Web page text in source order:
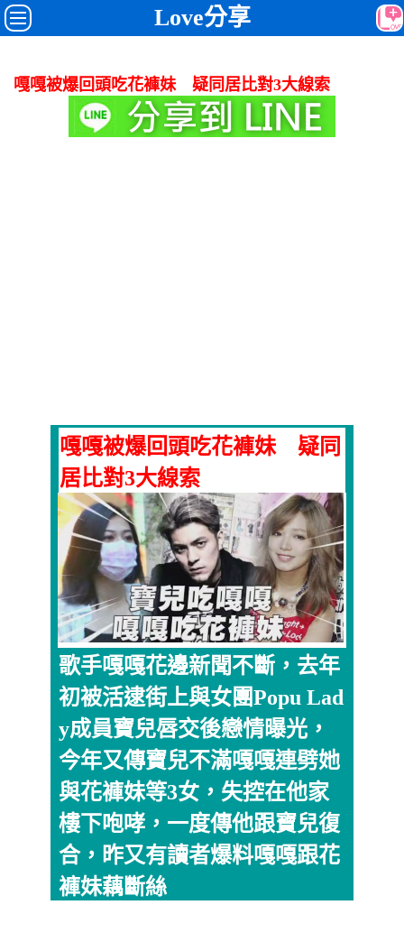
Love分享
嘎嘎被爆回頭吃花褲妹 疑同居比對3大線索
嘎嘎被爆回頭吃花褲妹 疑同
居比對3大線索
歌手嘎嘎花邊新聞不斷，去年
初被活逮街上與女團Popu Lad
y成員寶兒唇交後戀情曝光，
今年又傳寶兒不滿嘎嘎連劈她
與花褲妹等3女，失控在他家
樓下咆哮，一度傳他跟寶兒復
合，昨又有讀者爆料嘎嘎跟花
褲妹藕斷絲